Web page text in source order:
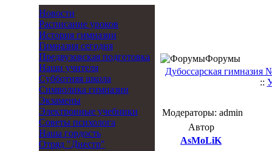
Новости
Расписание уроков
История гимназии
Гимназия сегодня
Предвузовская подготовка
Наши учителя
Субботняя школа
Символика гимназии
Экзамены
Электронные учебники
Советы психолога
Наша гордость
Отряд "Днестр"
Форумы
Дубоссарская гимназия
::
Модераторы: admin
Автор
AsMoLiK